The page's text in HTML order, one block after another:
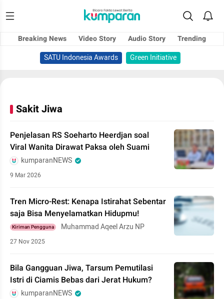
Breaking News Video Story Audio Story
Trending
SATU Indonesia Awards
Green Initiative
Sakit Jiwa
Penjelasan RS Soeharto Heerdjan soal
Viral Wanita Dirawat Paksa oleh Suami
kumparanNEWS
9 Mar 2026
Tren Micro-Rest: Kenapa Istirahat Sebentar
saja Bisa Menyelamatkan Hidupmu!
Kiriman Pengguna Muhammad Aqeel Arzu NP
27 Nov 2025
Bila Gangguan Jiwa, Tarsum Pemutilasi
Istri di Ciamis Bebas dari Jerat Hukum?
kumparanNEWS